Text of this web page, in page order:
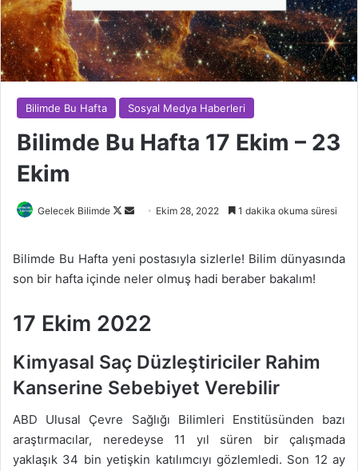
Bilimde Bu Hafta Sosyal Medya Haberleri
Bilimde Bu Hafta 17 Ekim – 23
Ekim
Gelecek Bilimde
Follow
Bir
göndermek
Ekim 28, 2022 1 dakika okuma süresi
Bilimde Bu Hafta yeni postasıyla sizlerle! Bilim dünyasında
son bir hafta içinde neler olmuş hadi beraber bakalım!
17 Ekim 2022
Kimyasal Saç Düzleştiriciler Rahim
Kanserine Sebebiyet Verebilir
ABD Ulusal Çevre Sağlığı Bilimleri Enstitüsünden bazı
araştırmacılar, neredeyse 11 yıl süren bir çalışmada
yaklaşık 34 bin yetişkin katılımcıyı gözlemledi. Son 12 ay